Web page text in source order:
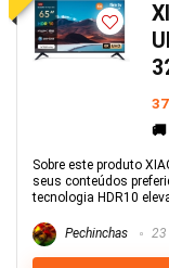
Sobre este produto
seus conteúdos
tecnologia HDR10
Pechinchas 23